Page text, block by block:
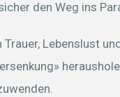
den Weg ins
Lebenslust